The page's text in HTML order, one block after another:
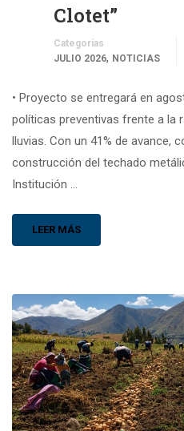
Clotet”
Categorías
JULIO 2026, NOTICIAS
• Proyecto se entregará en
políticas preventivas frente a la
lluvias. Con un 41% de avance,
construcción del techado
Institución …
LEER MÁS